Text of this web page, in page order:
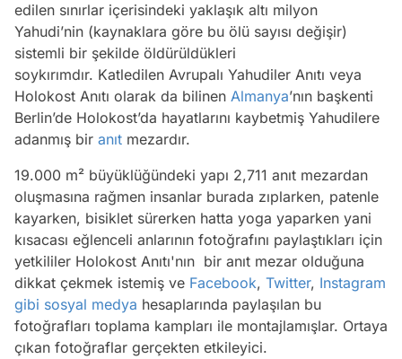
edilen sınırlar içerisindeki yaklaşık altı milyon
Yahudi’nin (kaynaklara göre bu ölü sayısı değişir)
sistemli bir şekilde öldürüldükleri
soykırımdır. Katledilen Avrupalı Yahudiler Anıtı veya
Holokost Anıtı olarak da bilinen Almanya’nın başkenti
Berlin’de Holokost’da hayatlarını kaybetmiş Yahudilere
adanmış bir anıt mezardır.
19.000 m² büyüklüğündeki yapı 2,711 anıt mezardan
oluşmasına rağmen insanlar burada zıplarken, patenle
kayarken, bisiklet sürerken hatta yoga yaparken yani
kısacası eğlenceli anlarının fotoğrafını paylaştıkları için
yetkililer Holokost Anıtı'nın bir anıt mezar olduğuna
dikkat çekmek istemiş ve Facebook, Twitter, Instagram
gibi sosyal medya hesaplarında paylaşılan bu
fotoğrafları toplama kampları ile montajlamışlar. Ortaya
çıkan fotoğraflar gerçekten etkileyici.